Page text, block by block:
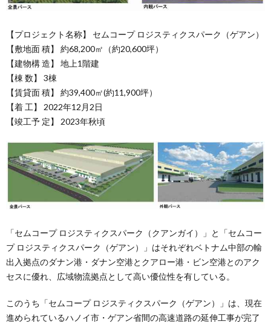
【プロジェクト名称】 セムコープ ロジスティクスパーク（ゲアン）
【敷地面 積】 約68,200㎡（約20,600坪）
【建物構 造】 地上1階建
【棟 数】 3棟
【賃貸面 積】 約39,400㎡(約11,900坪）
【着 工】 2022年12月2日
【竣工予 定】 2023年秋頃
「セムコープ ロジスティクスパーク（クアンガイ）」と「セムコー
プ ロジスティクスパーク（ゲアン）」はそれぞれベトナム中部の輸
出入拠点のダナン港・ダナン空港とクアロー港・ビン空港とのアク
セスに優れ、広域物流拠点として高い優位性を有している。
このうち「セムコープ ロジスティクスパーク（ゲアン）」は、現在
進められているハノイ市・ゲアン省間の高速道路の延伸工事が完了